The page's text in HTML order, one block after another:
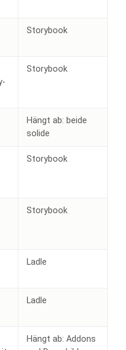
Storybook
Storybook
Hängt ab: beide
solide
Storybook
Storybook
Ladle
Ladle
Hängt ab: Addons